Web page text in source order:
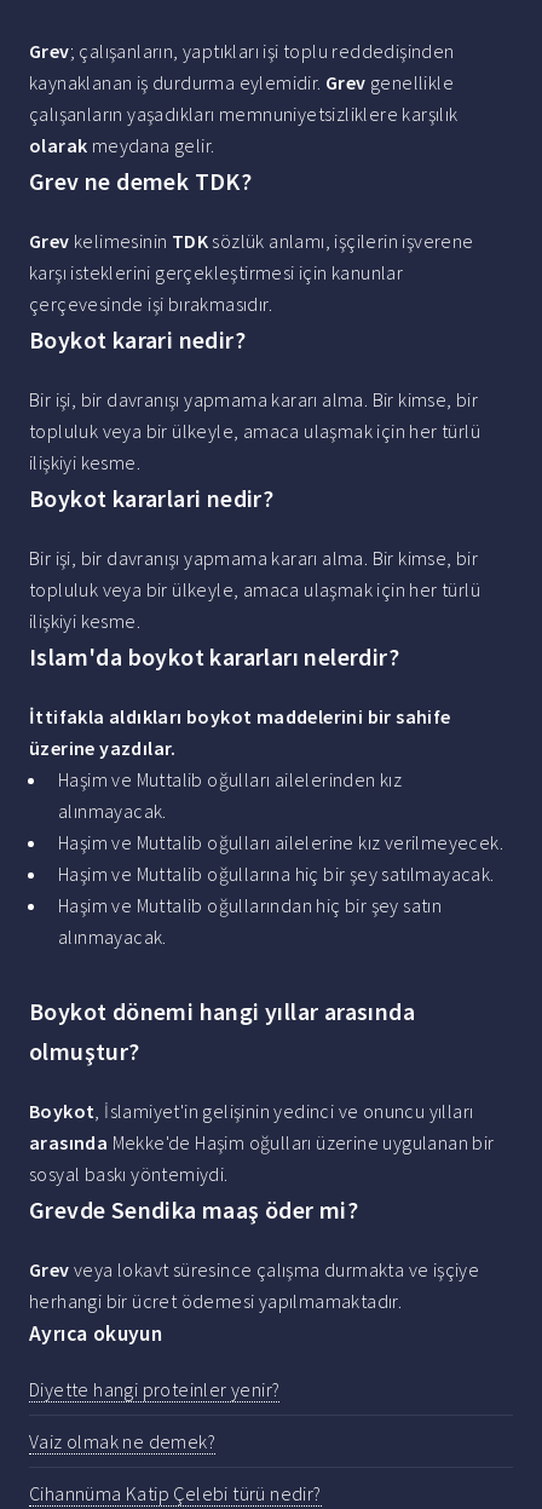
Grev; çalışanların, yaptıkları işi toplu reddedişinden
kaynaklanan iş durdurma eylemidir. Grev genellikle
çalışanların yaşadıkları memnuniyetsizliklere karşılık
olarak meydana gelir.
Grev ne demek TDK?
Grev kelimesinin TDK sözlük anlamı, işçilerin işverene
karşı isteklerini gerçekleştirmesi için kanunlar
çerçevesinde işi bırakmasıdır.
Boykot karari nedir?
Bir işi, bir davranışı yapmama kararı alma. Bir kimse, bir
topluluk veya bir ülkeyle, amaca ulaşmak için her türlü
ilişkiyi kesme.
Boykot kararlari nedir?
Bir işi, bir davranışı yapmama kararı alma. Bir kimse, bir
topluluk veya bir ülkeyle, amaca ulaşmak için her türlü
ilişkiyi kesme.
Islam'da boykot kararları nelerdir?
İttifakla aldıkları boykot maddelerini bir sahife
üzerine yazdılar.
Haşim ve Muttalib oğulları ailelerinden kız
alınmayacak.
Haşim ve Muttalib oğulları ailelerine kız verilmeyecek.
Haşim ve Muttalib oğullarına hiç bir şey satılmayacak.
Haşim ve Muttalib oğullarından hiç bir şey satın
alınmayacak.
Boykot dönemi hangi yıllar arasında
olmuştur?
Boykot, İslamiyet'in gelişinin yedinci ve onuncu yılları
arasında Mekke'de Haşim oğulları üzerine uygulanan bir
sosyal baskı yöntemiydi.
Grevde Sendika maaş öder mi?
Grev veya lokavt süresince çalışma durmakta ve işçiye
herhangi bir ücret ödemesi yapılmamaktadır.
Ayrıca okuyun
Diyette hangi proteinler yenir?
Vaiz olmak ne demek?
Cihannüma Katip Çelebi türü nedir?